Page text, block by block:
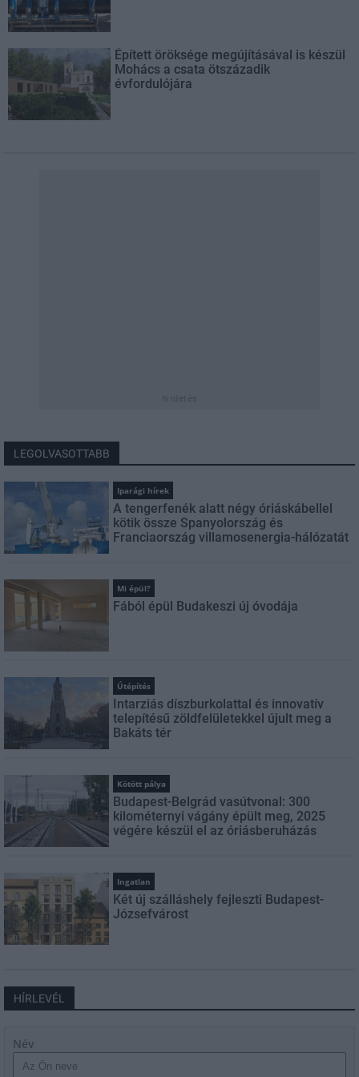
Épített öröksége megújításával is készül
Mohács a csata ötszázadik
évfordulójára
LEGOLVASOTTABB
Iparági hírek
A tengerfenék alatt négy óriáskábellel
kötik össze Spanyolország és
Franciaország villamosenergia-hálózatát
Mi épül?
Fából épül Budakeszi új óvodája
Útépítés
Intarziás díszburkolattal és innovatív
telepítésű zöldfelületekkel újult meg a
Bakáts tér
Kötött pálya
Budapest-Belgrád vasútvonal: 300
kilométernyi vágány épült meg, 2025
végére készül el az óriásberuházás
Ingatlan
Két új szálláshely fejleszti Budapest-
Józsefvárost
HÍRLEVÉL
Név